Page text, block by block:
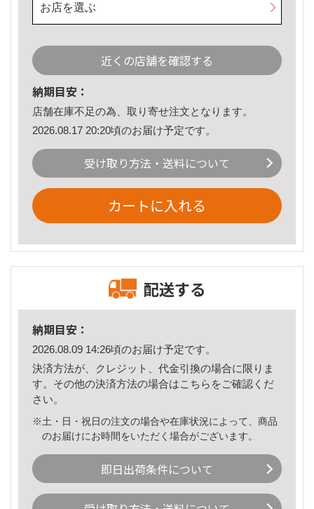
お店を選ぶ
近くの店舗を確認する
納期目安：
店舗在庫不足の為、取り寄せ注文となります。
2026.08.17 20:20頃のお届け予定です。
受け取り方法・送料について
カートに入れる
配送する
納期目安：
2026.08.09 14:26頃のお届け予定です。
決済方法が、クレジット、代金引換の場合に限りま
す。その他の決済方法の場合はこちら をご確認くだ
さい。
※土・日・祝日の注文の場合や在庫状況によって、商品
のお届けにお時間をいただく場合がございます。
即日出荷条件について